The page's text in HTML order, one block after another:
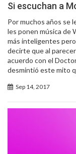
Si escuchan a
Por muchos años se
les ponen música de
más inteligentes
decirte que al
acuerdo con el
desmintió este mito
Sep 14, 2017